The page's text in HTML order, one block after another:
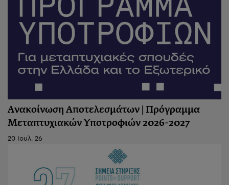
Ανακοίνωση Αποτελεσμάτων | Πρόγραμμα
Μεταπτυχιακών Υποτροφιών 2026-2027
20 Ιουλ. 26